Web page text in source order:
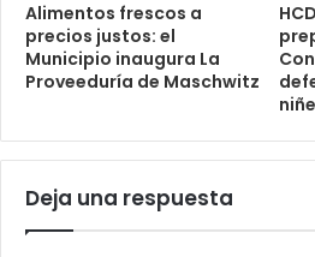
Alimentos frescos a
precios justos: el
Municipio inaugura La
Proveeduría de Maschwitz
Deja una respuesta